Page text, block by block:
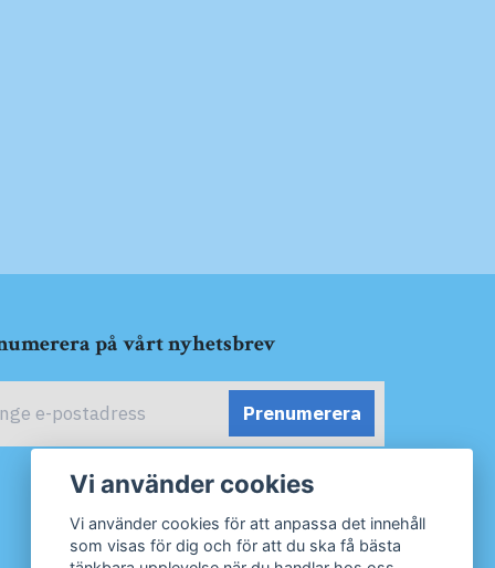
på vårt nyhetsbrev
Prenumerera
Vi använder cookies
Vi använder cookies för att anpassa det innehåll
som visas för dig och för att du ska få bästa